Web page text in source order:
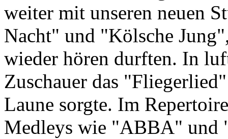
weiter mit unseren neuen
Nacht" und "Kölsche
wieder hören durften. In
Zuschauer das
Laune sorgte. Im
Medleys wie "ABBA" und